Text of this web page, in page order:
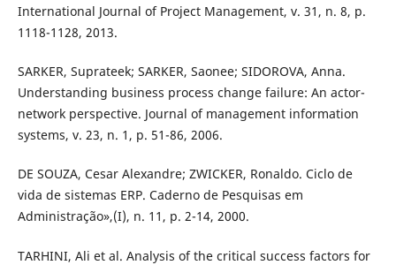
International Journal of Project Management, v. 31, n. 8, p.
1118-1128, 2013.
SARKER, Suprateek; SARKER, Saonee; SIDOROVA, Anna.
Understanding business process change failure: An actor-
network perspective. Journal of management information
systems, v. 23, n. 1, p. 51-86, 2006.
DE SOUZA, Cesar Alexandre; ZWICKER, Ronaldo. Ciclo de
vida de sistemas ERP. Caderno de Pesquisas em
Administração»,(I), n. 11, p. 2-14, 2000.
TARHINI, Ali et al. Analysis of the critical success factors for